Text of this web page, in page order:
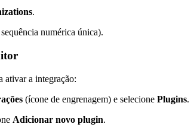
.
numérica única).
ativar a integração:
(ícone de engrenagem) e selecione Plugins.
Adicionar novo plugin.